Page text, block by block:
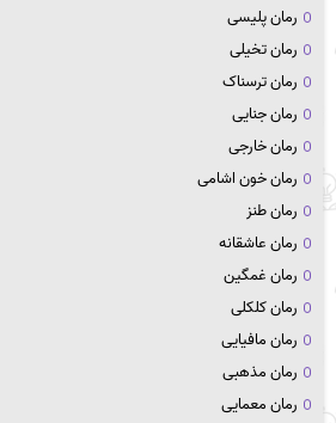
رمان پلیسی
رمان تخیلی
رمان ترسناک
رمان جنایی
رمان خارجی
رمان خون اشامی
رمان طنز
رمان عاشقانه
رمان غمگین
رمان کلکلی
رمان مافیایی
رمان مذهبی
رمان معمایی